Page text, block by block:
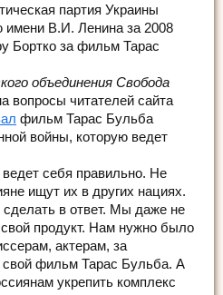
партия Украины
имени В.И. Ленина за 2008
Бортко за фильм Тарас
объединения Свобода
вопросы читателей сайта
фильм Тарас Бульба
войны, которую ведет
себя правильно. Не
ищут их в других нациях.
сделать в ответ. Мы даже не
продукт. Нам нужно было
актерам, за
свой фильм Тарас Бульба. А
укрепить комплекс